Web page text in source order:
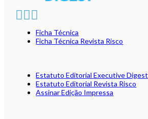
Ficha Técnica
Ficha Técnica Revista Risco
Estatuto Editorial Executive Digest
Estatuto Editorial Revista Risco
Assinar Edição Impressa